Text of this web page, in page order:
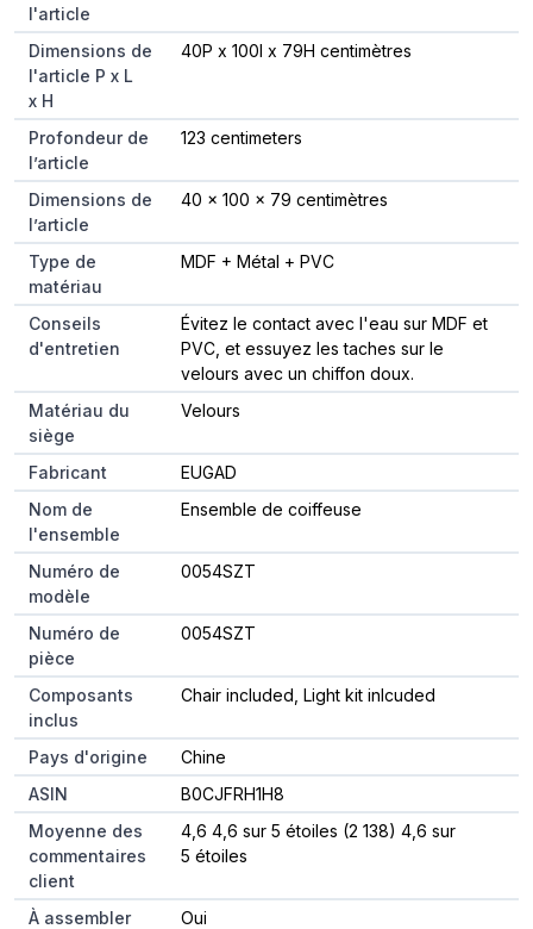
l'article
Dimensions de
l'article P x L
x H
40P x 100l x 79H centimètres
Profondeur de
l’article
123 centimeters
Dimensions de
l’article
40 x 100 x 79 centimètres
Type de
matériau
MDF + Métal + PVC
Conseils
d'entretien
Évitez le contact avec l'eau sur MDF et
PVC, et essuyez les taches sur le
velours avec un chiffon doux.
Matériau du
siège
Velours
Fabricant
EUGAD
Nom de
l'ensemble
Ensemble de coiffeuse
Numéro de
modèle
0054SZT
Numéro de
pièce
0054SZT
Composants
inclus
Chair included, Light kit inlcuded
Pays d'origine
Chine
ASIN
B0CJFRH1H8
Moyenne des
commentaires
client
4,6 4,6 sur 5 étoiles (2 138) 4,6 sur
5 étoiles
À assembler
Oui